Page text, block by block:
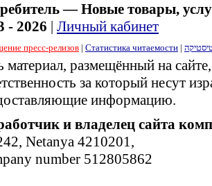
— Новые товары,
- 2026 | Личный кабинет
пресс-релизов | Статистика читаемости |
материал, размещённый на
за который несут
информацию.
и владелец сайта
Netanya 4210201,
number 512805862